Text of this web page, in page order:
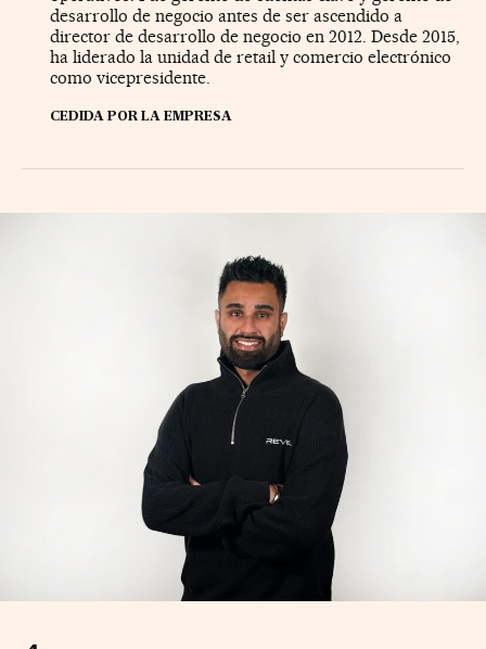
desarrollo de negocio antes de ser ascendido a
director de desarrollo de negocio en 2012. Desde 2015,
ha liderado la unidad de retail y comercio electrónico
como vicepresidente.
CEDIDA POR LA EMPRESA